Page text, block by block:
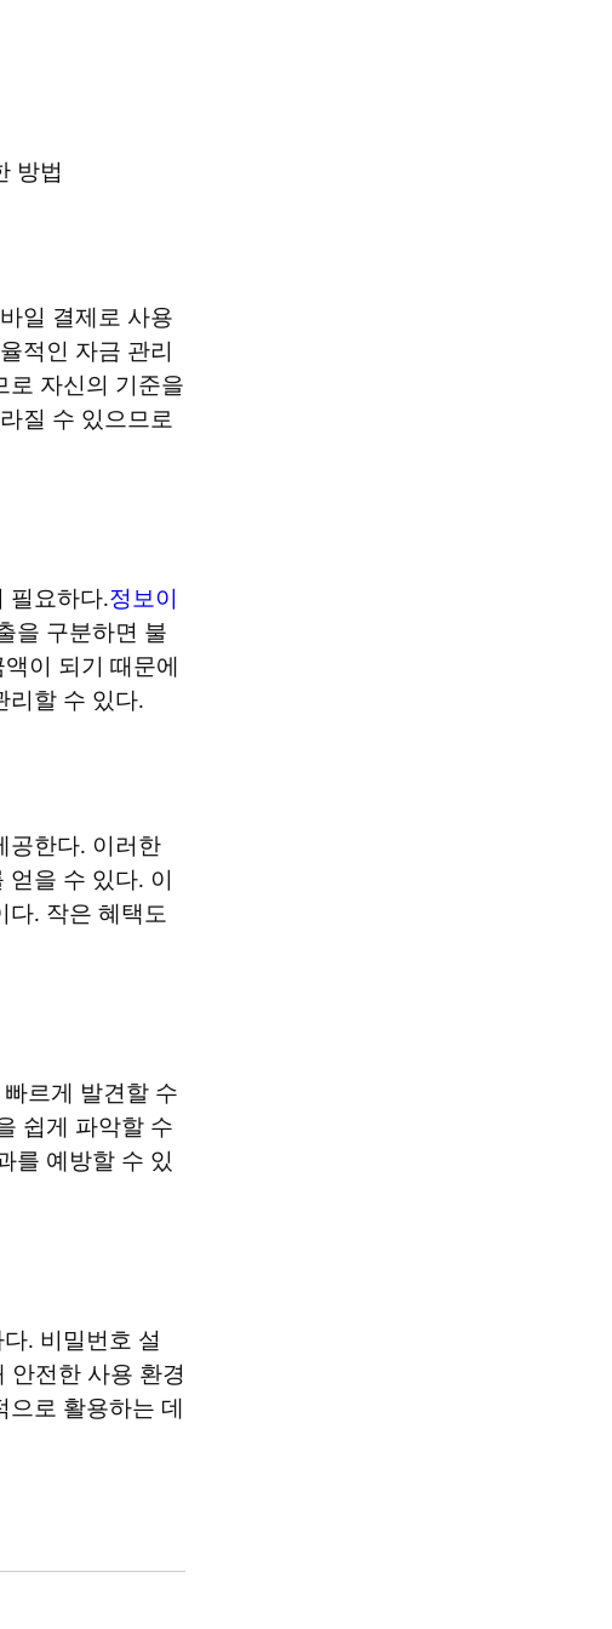
방법
일 결제로 사용
적인 자금 관리
로 자신의 기준을
질 수 있으므로
필요하다.정보이
을 구분하면 불
이 되기 때문에
리할 수 있다.
공한다. 이러한
을 수 있다. 이
. 작은 혜택도
르게 발견할 수
쉽게 파악할 수
를 예방할 수 있
. 비밀번호 설
안전한 사용 환경
으로 활용하는 데